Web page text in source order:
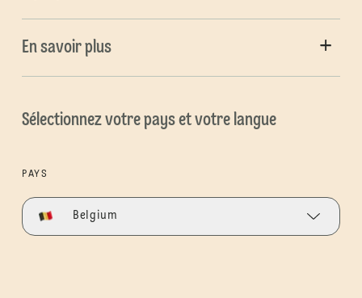
En savoir plus
Sélectionnez votre pays et votre langue
PAYS
Belgium